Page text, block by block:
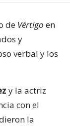
de Vértigo en
y
verbal y los
y la actriz
con el
la